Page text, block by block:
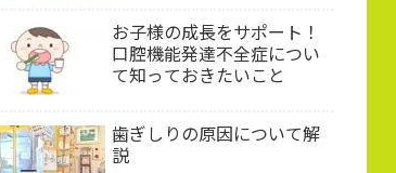
お子様の成長をサポート！
口腔機能発達不全症につい
て知っておきたいこと
歯ぎしりの原因について解
説